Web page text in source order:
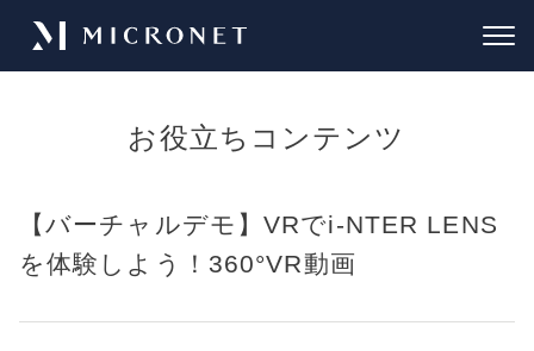
お役立ちコンテンツ
【バーチャルデモ】VRでi-NTER LENS
を体験しよう！360°VR動画